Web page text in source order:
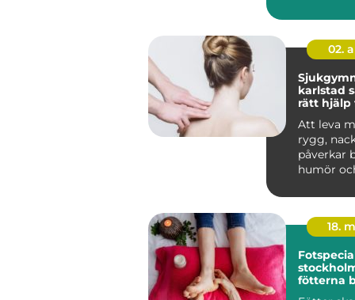
02.
karlstad så hittar du
rätt hjälp
Att leva
rygg,
påverkar
humör
18.
stockholm
fötterna